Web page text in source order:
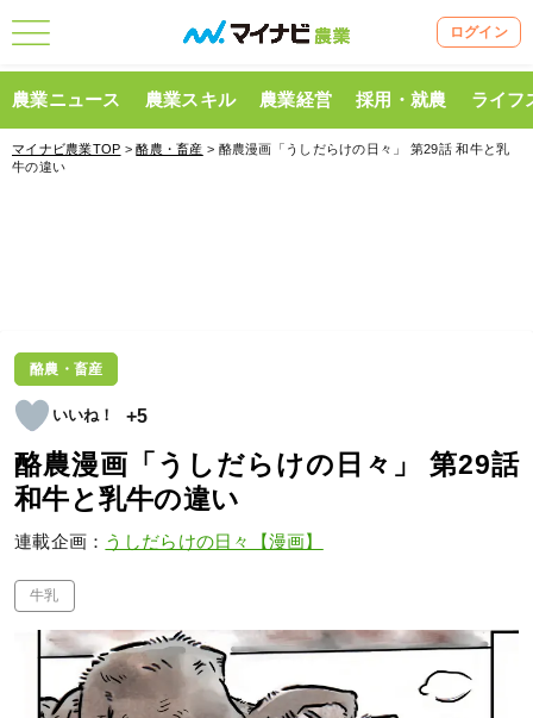
ログイン
農業ニュース 農業スキル 農業経営 採用・就農 ライフ
マイナビ農業TOP >酪農・畜産 > 酪農漫画「うしだらけの日々」 第29話 和牛と乳
牛の違い
酪農・畜産
+5
酪農漫画「うしだらけの日々」 第29話
和牛と乳牛の違い
連載企画： うしだらけの日々【漫画】
牛乳